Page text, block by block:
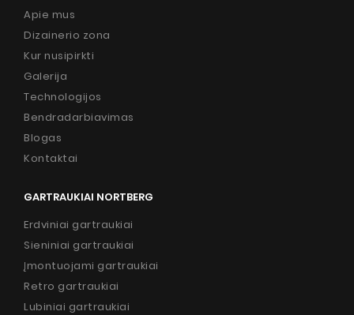
Apie mus
Dizainerio zona
Kur nusipirkti
Galerija
Technologijos
Bendradarbiavimas
Blogas
Kontaktai
GARTRAUKIAI NORTBERG
Erdviniai gartraukiai
Sieniniai gartraukiai
Įmontuojami gartraukiai
Retro gartraukiai
Lubiniai gartraukiai